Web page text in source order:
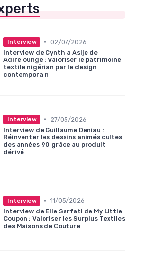
Interview • 02/07/2026
Interview de Cynthia Asije de
Adirelounge : Valoriser le patrimoine
textile nigérian par le design
contemporain
Interview •
27/05/2026
Interview de Guillaume Deniau :
Réinventer les dessins animés cultes
des années 90 grâce au produit
dérivé
Interview • 11/05/2026
Interview de Elie Sarfati de My Little
Coupon : Valoriser les Surplus Textiles
des Maisons de Couture